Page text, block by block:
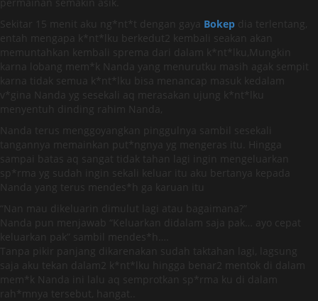
Sekitar 15 menit aku ng*nt*t dengan gaya Bokep dia terlentang,
entah mengapa k*nt*lku berkedut2 kembali seakan akan
memuntahkan kembali sprema dari dalam k*nt*lku,Mungkin
karna lobang mem*k Nanda yang menurutku masih agak sempit
karna tidak semua k*nt*lku bisa menancap masuk kedalam
v*gina Nanda yg sesekali aq merasakan ujung k*nt*lku
menyentuh dinding rahim Nanda,
Nanda terus menggoyangkan pinggulnya sambil sesekali
tangannya memainkan put*ngnya yg mengeras itu. Hingga
sampai batas aq sangat tidak tahan lagi ingin mengeluarkan
sp*rma yg sudah ingin sekali keluar itu aku bertanya kepada
Nanda yang terus mendes*h ga karuan itu
“Nan mau dikeluarin dimulut lagi atau bagaimana?”
Nanda pun menjawab “Keluarkan didalam saja pak… ayo cepat
keluarkan pak” sambil mendes*h….
Tanpa pikir panjang dikarenakan sudah taktahan lagi, lagsung
saja aku tekan dalam2 k*nt*lku hingga benar2 mentok di dalam
mem*k Nanda ini lalu aq semprotkan sp*rma ku di dalam
rah*mnya tersebut, hangat..